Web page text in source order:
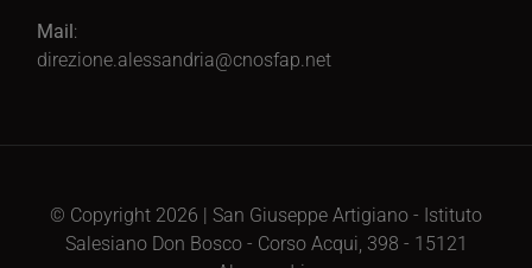
Mail:
direzione.alessandria@cnosfap.net
© Copyright 2026 | San Giuseppe Artigiano - Istituto
Salesiano Don Bosco - Corso Acqui, 398 - 15121